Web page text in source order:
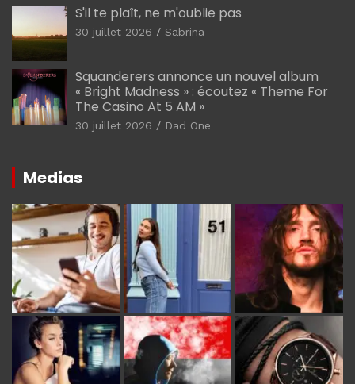
S'il te plaît, ne m'oublie pas
30 juillet 2026 Sabrina
Squanderers annonce un nouvel album
« Bright Madness » : écoutez « Theme For
The Casino At 5 AM »
30 juillet 2026 Dad One
Medias